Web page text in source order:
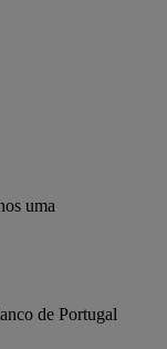
uma
de Portugal